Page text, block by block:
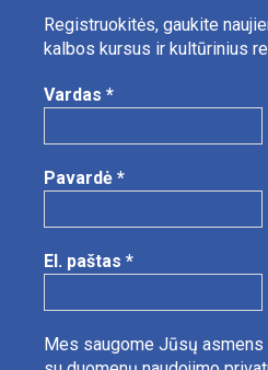
Registruokitės, gaukite
kalbos kursus ir kultūrinius
Vardas *
Pavardė *
El. paštas *
Mes saugome Jūsų asmens